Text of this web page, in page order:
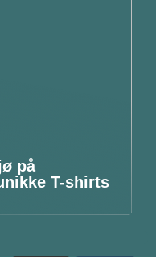
på
T-shirts